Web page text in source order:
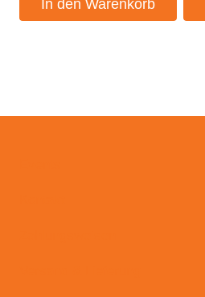
In den Warenkorb